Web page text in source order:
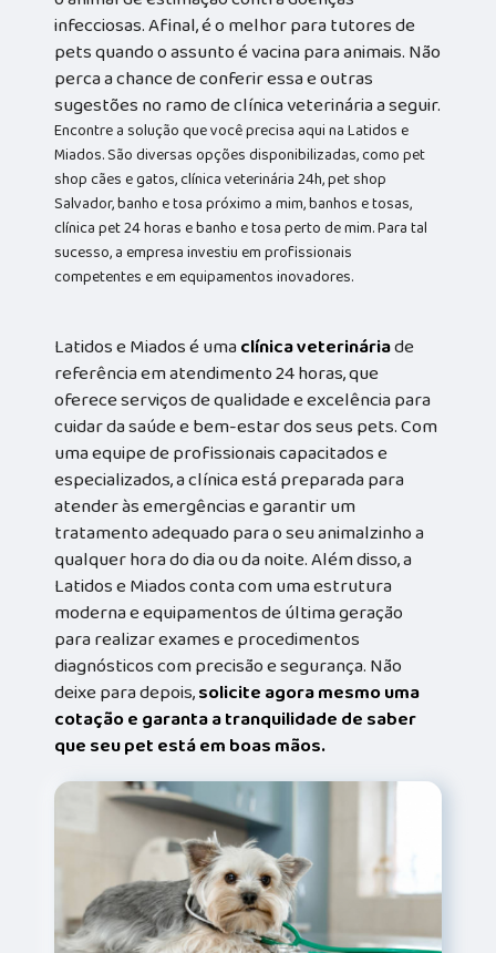
infecciosas. Afinal, é o melhor para tutores de
pets quando o assunto é vacina para animais. Não
perca a chance de conferir essa e outras
sugestões no ramo de clínica veterinária a seguir.
Encontre a solução que você precisa aqui na Latidos e
Miados. São diversas opções disponibilizadas, como pet
shop cães e gatos, clínica veterinária 24h, pet shop
Salvador, banho e tosa próximo a mim, banhos e tosas,
clínica pet 24 horas e banho e tosa perto de mim. Para tal
sucesso, a empresa investiu em profissionais
competentes e em equipamentos inovadores.
Latidos e Miados é umaclínica veterináriade
referência em atendimento 24 horas, que
oferece serviços de qualidade e excelência para
cuidar da saúde e bem-estar dos seus pets. Com
uma equipe de profissionais capacitados e
especializados, a clínica está preparada para
atender às emergências e garantir um
tratamento adequado para o seu animalzinho a
qualquer hora do dia ou da noite. Além disso, a
Latidos e Miados conta com uma estrutura
moderna e equipamentos de última geração
para realizar exames e procedimentos
diagnósticos com precisão e segurança. Não
deixe para depois,solicite agora mesmo uma
cotação e garanta a tranquilidade de saber
que seu pet está em boas mãos.